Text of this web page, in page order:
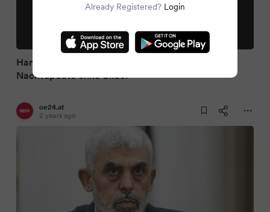
Hamas-Chefs trauen Geisel-Deal nicht – das
Nachtupdate ohne Bilder
oe24.at
2 years ago
Already Registered? Login